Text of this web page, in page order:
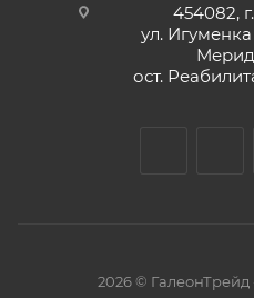
454082,
ул. Игуменка
ост.
2026 © ГалеонТрейд